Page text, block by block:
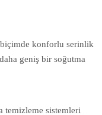
konforlu serinlik
geniş bir soğutma
temizleme sistemleri